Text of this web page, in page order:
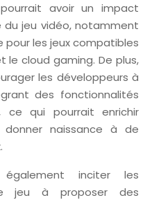
avoir un impact
jeu vidéo, notamment
les jeux compatibles
le cloud gaming. De plus,
les développeurs à
des fonctionnalités
ce qui pourrait enrichir
naissance à de
inciter les
jeu à proposer des